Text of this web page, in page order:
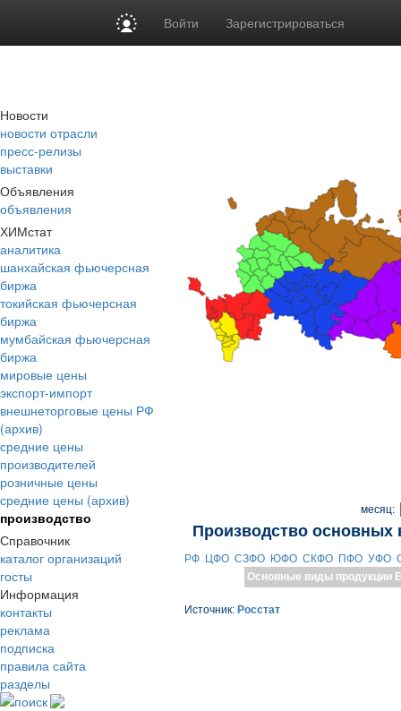
Войти Зарегистрироваться
Новости
новости отрасли
пресс-релизы
выставки
Объявления
объявления
ХИМстат
аналитика
шанхайская фьючерсная
биржа
токийская фьючерсная
биржа
мумбайская фьючерсная
биржа
мировые цены
экспорт-импорт
внешнеторговые цены РФ
(архив)
средние цены
производителей
розничные цены
средние цены (архив)
производство
Справочник
каталог организаций
госты
Информация
контакты
реклама
подписка
правила сайта
разделы
поиск
месяц:
Производство основных
РФ ЦФО СЗФО ЮФО СКФО ПФО УФО
Основные виды продукции
Источник: Росстат